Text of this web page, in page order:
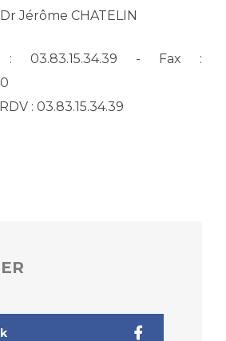
Usagers (CDU)
données
Jérôme CHATELIN
: 03.83.15.34.39 - Fax :
: 03.83.15.34.39